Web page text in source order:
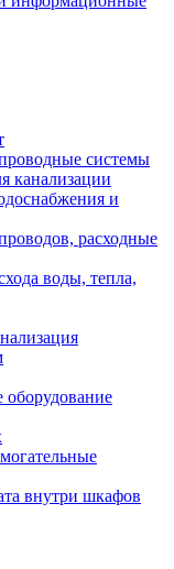
системы
канализации
и
расходные
воды, тепла,
внутри шкафов